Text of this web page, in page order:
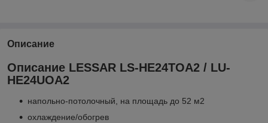
Описание
Описание LESSAR LS-HE24TOA2 / LU-
HE24UOA2
напольно-потолочный, на площадь до 52 м2
охлаждение/обогрев